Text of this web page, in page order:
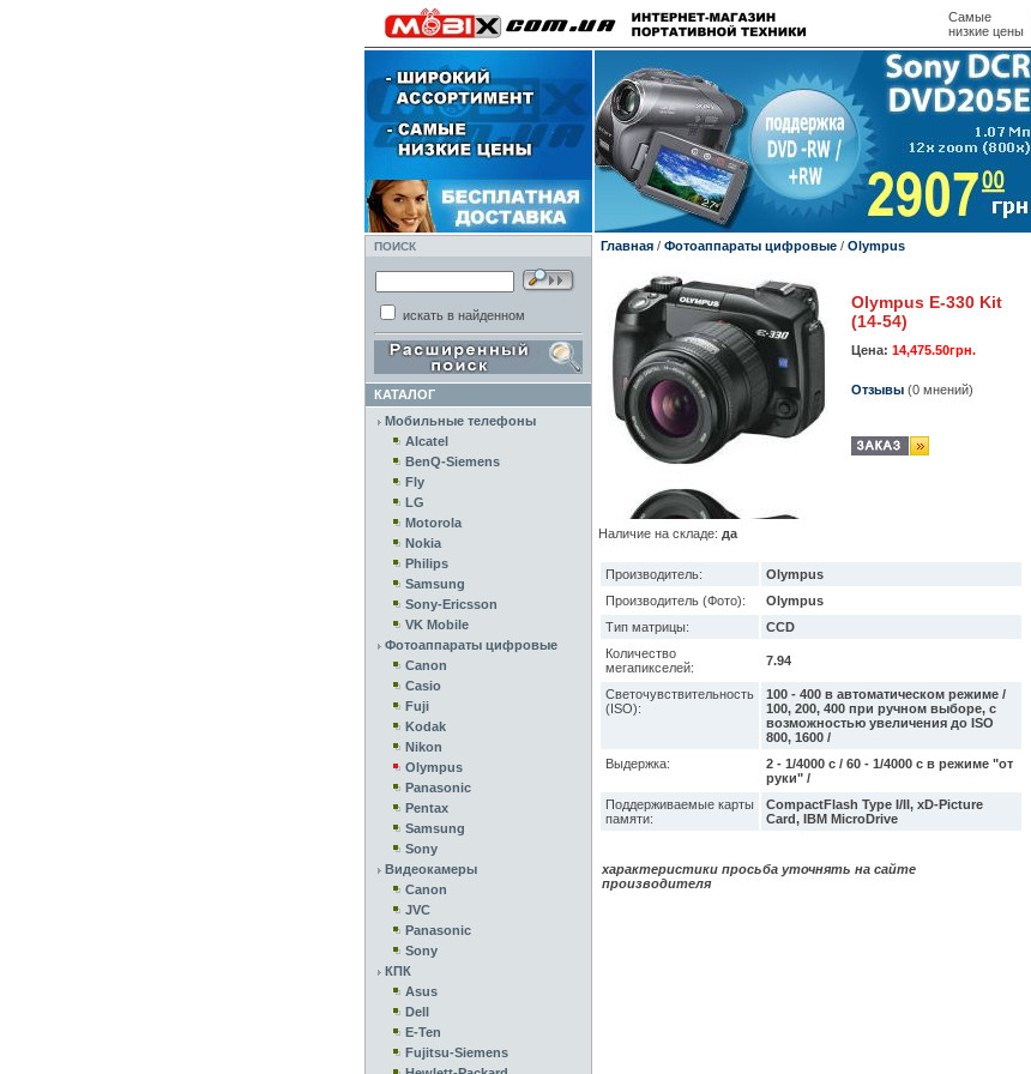
Самые
низкие цены
ПОИСК
искать в найденном
КАТАЛОГ
Мобильные телефоны
Alcatel
BenQ-Siemens
Fly
LG
Motorola
Nokia
Philips
Samsung
Sony-Ericsson
VK Mobile
Фотоаппараты цифровые
Canon
Casio
Fuji
Kodak
Nikon
Olympus
Panasonic
Pentax
Samsung
Sony
Видеокамеры
Canon
JVC
Panasonic
Sony
КПК
Asus
Dell
E-Ten
Fujitsu-Siemens
Главная/ Фотоаппараты цифровые/ Olympus
Olympus E-330 Kit
(14-54)
Цена: 14,475.50грн.
Отзывы(0 мнений)
Наличие на складе: да
Производитель:
Olympus
Производитель (Фото):
Olympus
Тип матрицы:
CCD
Количество
мегапикселей:
7.94
Светочувствительность
(ISO):
100 - 400 в автоматическом режиме /
100, 200, 400 при ручном выборе, с
возможностью увеличения до ISO
800, 1600 /
Выдержка:
2 - 1/4000 с / 60 - 1/4000 с в режиме "от
руки" /
Поддерживаемые карты
памяти:
CompactFlash Type I/II, xD-Picture
Card, IBM MicroDrive
характеристики просьба уточнять на сайте
производителя